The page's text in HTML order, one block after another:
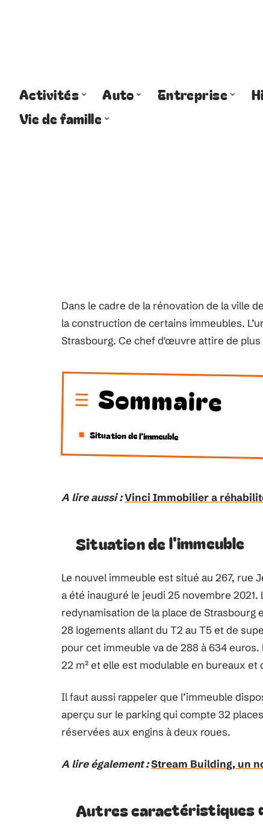
Activités Auto Entreprise
Vie de famille
Dans le cadre de la rénovation de la ville
la construction de certains immeubles.
Strasbourg. Ce chef d'œuvre attire de
Sommaire
Situation de l'immeuble
A lire aussi :Vinci Immobilier a
Situation de l'immeuble
Le nouvel immeuble est situé au 267, rue
a été inauguré le jeudi 25 novembre
redynamisation de la place de
28 logements allant du T2 au T5 et de
pour cet immeuble va de 288 à 634
22 m² et elle est modulable en bureaux et
Il faut aussi rappeler que l’immeuble
aperçu sur le parking qui compte 32
réservées aux engins à deux roues.
A lire également :Stream Building, un
Autres caractéristiques